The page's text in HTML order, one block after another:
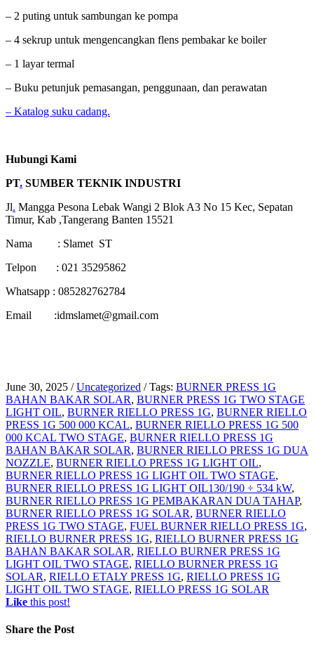
– 2 puting untuk sambungan ke pompa
– 4 sekrup untuk mengencangkan flens pembakar ke boiler
– 1 layar termal
– Buku petunjuk pemasangan, penggunaan, dan perawatan
– Katalog suku cadang.
Hubungi Kami
PT. SUMBER TEKNIK INDUSTRI
Jl. Mangga Pesona Lebak Wangi 2 Blok A3 No 15 Kec, Sepatan
Timur, Kab ,Tangerang Banten 15521
Nama : Slamet ST
Telpon : 021 35295862
Whatsapp : 085282762784
Email :idmslamet@gmail.com
June 30, 2025 / Uncategorized / Tags: BURNER PRESS 1G
BAHAN BAKAR SOLAR, BURNER PRESS 1G TWO STAGE
LIGHT OIL, BURNER RIELLO PRESS 1G, BURNER RIELLO
PRESS 1G 500 000 KCAL, BURNER RIELLO PRESS 1G 500
000 KCAL TWO STAGE, BURNER RIELLO PRESS 1G
BAHAN BAKAR SOLAR, BURNER RIELLO PRESS 1G DUA
NOZZLE, BURNER RIELLO PRESS 1G LIGHT OIL,
BURNER RIELLO PRESS 1G LIGHT OIL TWO STAGE,
BURNER RIELLO PRESS 1G LIGHT OIL130/190 ÷ 534 kW,
BURNER RIELLO PRESS 1G PEMBAKARAN DUA TAHAP,
BURNER RIELLO PRESS 1G SOLAR, BURNER RIELLO
PRESS 1G TWO STAGE, FUEL BURNER RIELLO PRESS 1G,
RIELLO BURNER PRESS 1G, RIELLO BURNER PRESS 1G
BAHAN BAKAR SOLAR, RIELLO BURNER PRESS 1G
LIGHT OIL TWO STAGE, RIELLO BURNER PRESS 1G
SOLAR, RIELLO ETALY PRESS 1G, RIELLO PRESS 1G
LIGHT OIL TWO STAGE, RIELLO PRESS 1G SOLAR
Like this post!
Share the Post